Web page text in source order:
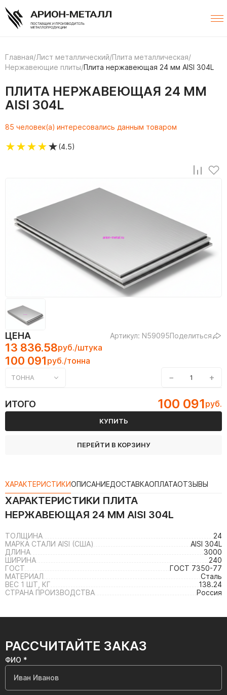
Главная/Лист металлический/Плита металлическая/
Нержавеющие плиты/Плита нержавеющая 24 мм AISI 304L
ПЛИТА НЕРЖАВЕЮЩАЯ 24 ММ
AISI 304L
85 человек(а) интересовались данным товаром
★★★★★(4.5)
ЦЕНА Артикул: N59095Поделиться
13 836.58руб./штука
100 091 руб./тонна
ТОННА − +
ИТОГО 100 091руб.
КУПИТЬ
ПЕРЕЙТИ В КОРЗИНУ
ХАРАКТЕРИСТИКИОПИСАНИЕДОСТАВКАОПЛАТАОТЗЫВЫ
ХАРАКТЕРИСТИКИ ПЛИТА
НЕРЖАВЕЮЩАЯ 24 ММ AISI 304L
ТОЛЩИНА
24
МАРКА СТАЛИ AISI (США)
AISI 304L
ДЛИНА
3000
ШИРИНА
240
ГОСТ
ГОСТ 7350-77
МАТЕРИАЛ
Сталь
ВЕС 1 ШТ, КГ
138.24
СТРАНА ПРОИЗВОДСТВА
Россия
РАССЧИТАЙТЕ ЗАКАЗ
ФИО *